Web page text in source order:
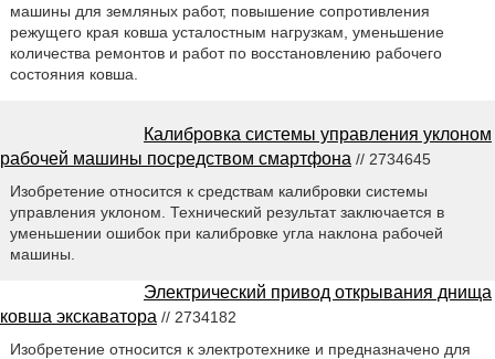
машины для земляных работ, повышение сопротивления
режущего края ковша усталостным нагрузкам, уменьшение
количества ремонтов и работ по восстановлению рабочего
состояния ковша.
Калибровка системы управления уклоном
рабочей машины посредством смартфона // 2734645
Изобретение относится к средствам калибровки системы
управления уклоном. Технический результат заключается в
уменьшении ошибок при калибровке угла наклона рабочей
машины.
Электрический привод открывания днища
ковша экскаватора // 2734182
Изобретение относится к электротехнике и предназначено для